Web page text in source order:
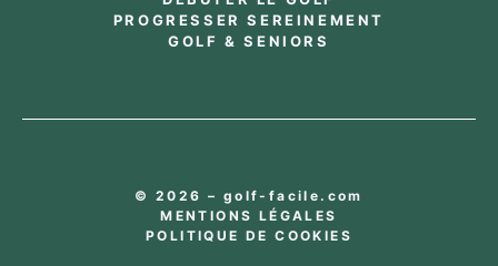
PROGRESSER SEREINEMENT
GOLF & SENIORS
© 2026 – golf-facile.com
MENTIONS LÉGALES
POLITIQUE DE COOKIES